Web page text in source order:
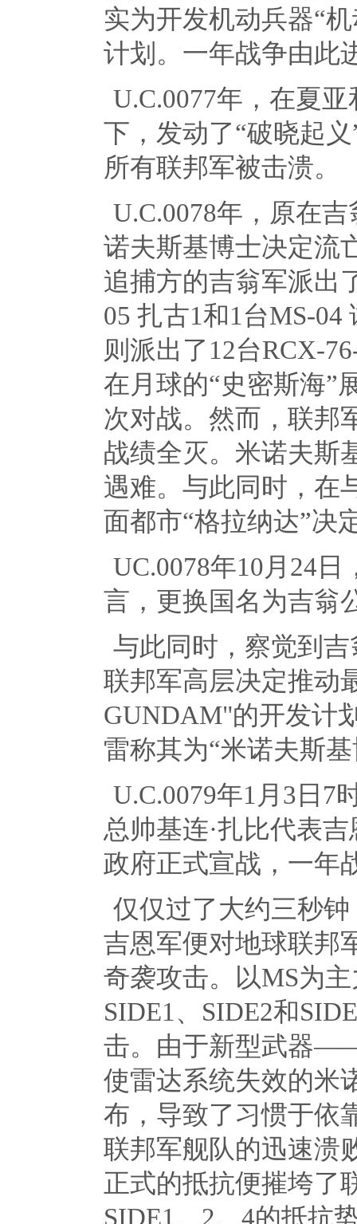
实为开发机动兵器“
计划。一年战争由此
U.C.0077年，在夏
下，发动了“破晓起
所有联邦军被击溃。
U.C.0078年，原在吉
诺夫斯基博士决定流
追捕方的吉翁军派出
05 扎古1和1 台MS-04
则派出了 12台RCX-
在月球的“史密斯海”
次对战。然而，联邦
战绩全灭。米诺夫斯
遇难。与此同时，在
面都市“格拉纳达”决
UC.0078年10月 24 日
言，更换国名为吉翁
与此同时，察觉到
联邦军高层决定推动
GUNDAM"的开发计
雷称其为“米诺夫斯
U.C.0079年1 月 3 日 7
总帅基连·扎比代表
政府正式宣战，一年
仅仅过了大约三秒
吉恩军便对地球联邦
奇袭攻击。以MS为
SIDE1 、 SIDE2和
击。由于新型武器
使雷达系统失效的米
布，导致了习惯于依
联邦军舰队的迅速溃
正式的抵抗便摧垮了
SIDE1 、 2、 4的抵抗